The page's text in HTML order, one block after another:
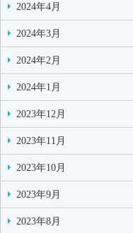
2024年4月
2024年3月
2024年2月
2024年1月
2023年12月
2023年11月
2023年10月
2023年9月
2023年8月